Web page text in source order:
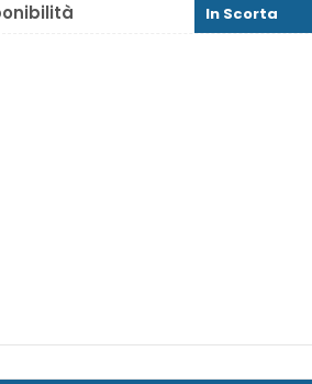
In Scorta